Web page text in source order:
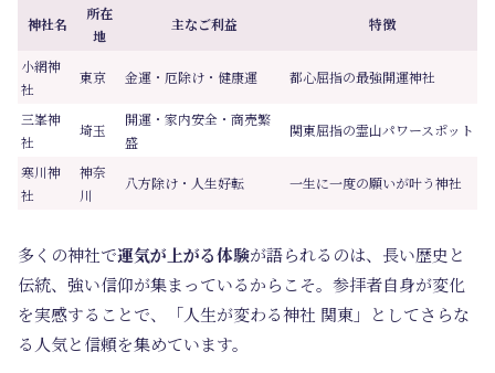
神社名
所在
地
主なご利益 特徴
小網神
社
東京 金運・厄除け・健康運 都心屈指の最強開運神社
三峯神
社
埼玉
開運・家内安全・商売繁
盛
関東屈指の霊山パワースポット
寒川神
社
神奈
川
八方除け・人生好転 一生に一度の願いが叶う神社
多くの神社で運気が上がる体験が語られるのは、長い歴史と
伝統、強い信仰が集まっているからこそ。参拝者自身が変化
を実感することで、「人生が変わる神社 関東」としてさらな
る人気と信頼を集めています。